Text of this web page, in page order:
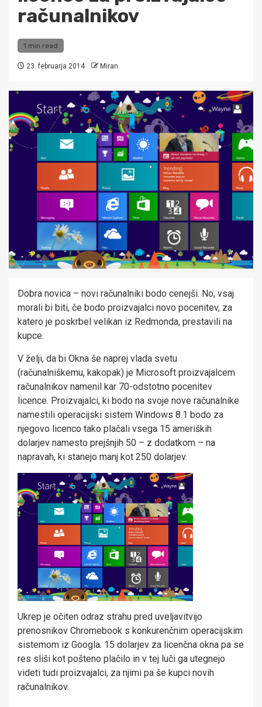
računalnikov
1 min read
23. februarja 2014 Miran
Dobra novica – novi računalniki bodo cenejši. No, vsaj
morali bi biti, če bodo proizvajalci novo pocenitev, za
katero je poskrbel velikan iz Redmonda, prestavili na
kupce.
V želji, da bi Okna še naprej vlada svetu
(računalniškemu, kakopak) je Microsoft proizvajalcem
računalnikov namenil kar 70-odstotno pocenitev
licence. Proizvajalci, ki bodo na svoje nove računalnike
namestili operacijski sistem Windows 8.1 bodo za
njegovo licenco tako plačali vsega 15 ameriških
dolarjev namesto prejšnjih 50 – z dodatkom – na
napravah, ki stanejo manj kot 250 dolarjev.
Ukrep je očiten odraz strahu pred uveljavitvijo
prenosnikov Chromebook s konkurenčnim operacijskim
sistemom iz Googla. 15 dolarjev za licenčna okna pa se
res sliši kot pošteno plačilo in v tej luči ga utegnejo
videti tudi proizvajalci, za njimi pa še kupci novih
računalnikov.